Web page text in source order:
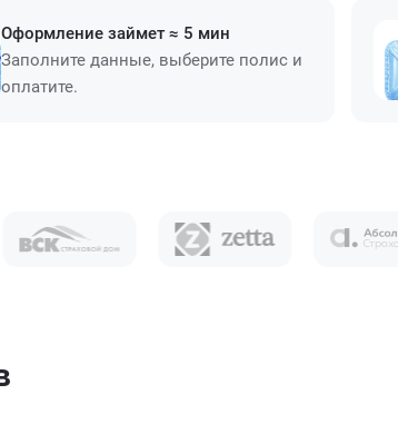
Оформление займет ≈ 5 мин
Заполните данные, выберите полис и
оплатите.